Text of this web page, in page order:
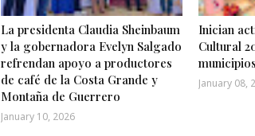
La presidenta Claudia Sheinbaum
y la gobernadora Evelyn Salgado
refrendan apoyo a productores
de café de la Costa Grande y
Montaña de Guerrero
January 10, 2026
Inician
Cultural
January 08,